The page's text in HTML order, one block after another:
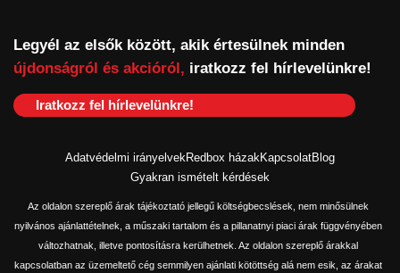
Legyél az elsők között, akik értesülnek minden
újdonságról és akcióról, iratkozz fel hírlevelünkre!
Iratkozz fel hírlevelünkre!
Adatvédelmi irányelvek Redbox házak KapcsolatBlog
Gyakran ismételt kérdések
Az oldalon szereplő árak tájékoztató jellegű költségbecslések, nem minősülnek
nyilvános ajánlattételnek, a műszaki tartalom és a pillanatnyi piaci árak függvényében
változhatnak, illetve pontosításra kerülhetnek. Az oldalon szereplő árakkal
kapcsolatban az üzemeltető cég semmilyen ajánlati kötöttség alá nem esik, az árakat